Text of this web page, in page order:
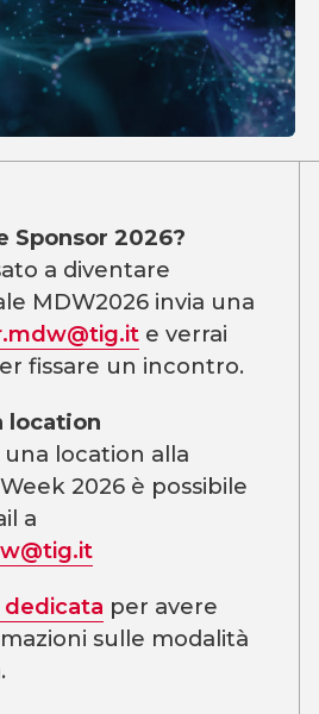
Sponsor 2026?
a diventare
MDW2026 invia una
e verrai
fissare un incontro.
location
location alla
2026 è possibile
a
dedicata per avere
sulle modalità